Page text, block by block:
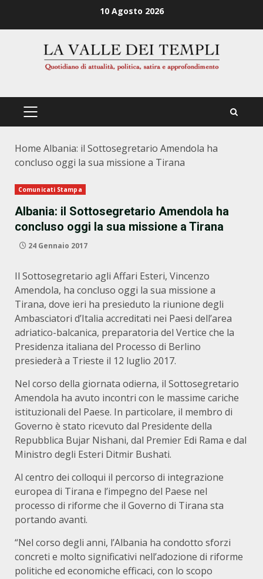
10 Agosto 2026
PRIMÄRES
Home Albania: il Sottosegretario Amendola ha
concluso oggi la sua missione a Tirana
Comunicati Stampa
Albania: il Sottosegretario Amendola ha
concluso oggi la sua missione a Tirana
24 Gennaio 2017
Il Sottosegretario agli Affari Esteri, Vincenzo
Amendola, ha concluso oggi la sua missione a
Tirana, dove ieri ha presieduto la riunione degli
Ambasciatori d’Italia accreditati nei Paesi dell’area
adriatico-balcanica, preparatoria del Vertice che la
Presidenza italiana del Processo di Berlino
presiederà a Trieste il 12 luglio 2017.
Nel corso della giornata odierna, il Sottosegretario
Amendola ha avuto incontri con le massime cariche
istituzionali del Paese. In particolare, il membro di
Governo è stato ricevuto dal Presidente della
Repubblica Bujar Nishani, dal Premier Edi Rama e dal
Ministro degli Esteri Ditmir Bushati.
Al centro dei colloqui il percorso di integrazione
europea di Tirana e l’impegno del Paese nel
processo di riforme che il Governo di Tirana sta
portando avanti.
“Nel corso degli anni, l’Albania ha condotto sforzi
concreti e molto significativi nell’adozione di riforme
politiche ed economiche efficaci, con lo scopo